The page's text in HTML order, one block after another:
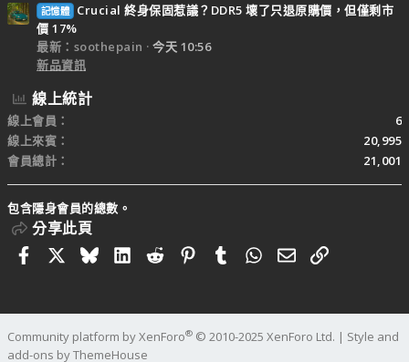
記憶體
Crucial 終身保固惹議？DDR5 壞了只退原購價，但僅剩市
價 17%
最新：soothepain
今天 10:56
新品資訊
線上統計
線上會員
6
線上來賓
20,995
會員總計
21,001
包含隱身會員的總數。
分享此頁
FacebookBlueskyLinkedIn
RedditPinterestTumblrWhatsApp
電子郵件
連結
Community platform by XenForo® © 2010-2025 XenForo Ltd. | Style and
add-ons by ThemeHouse